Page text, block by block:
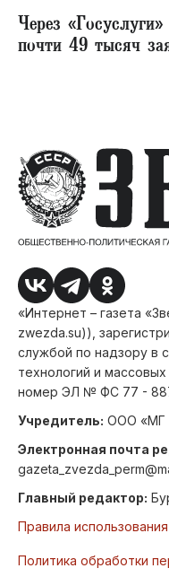
Через
почти 49 тысяч
«Интернет – газета
zwezda.su)),
службой по надзору в
технологий и
номер ЭЛ № ФС 77 -
Учредитель: ООО «МГ
Электронная почта
Главный редактор:
Правила
Политика обработки